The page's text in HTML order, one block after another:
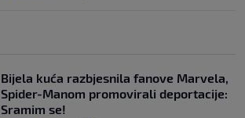
Bijela kuća razbjesnila fanove Marvela,
Spider-Manom promovirali deportacije:
Sramim se!